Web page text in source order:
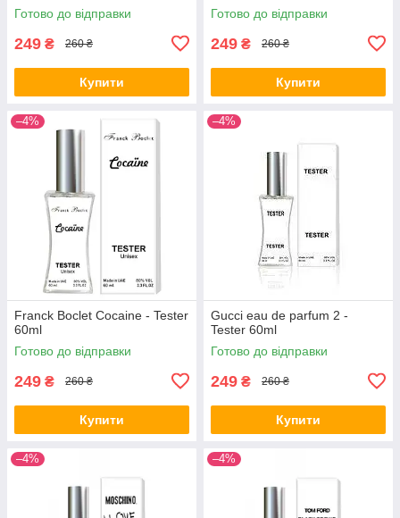
Готово до відправки
249 ₴ 260 ₴
Купити
Готово до відправки
249 ₴ 260 ₴
Купити
–4%
Franck Boclet Cocaine - Tester
60ml
Готово до відправки
249 ₴ 260 ₴
Купити
–4%
Gucci eau de parfum 2 -
Tester 60ml
Готово до відправки
249 ₴ 260 ₴
Купити
–4% –4%